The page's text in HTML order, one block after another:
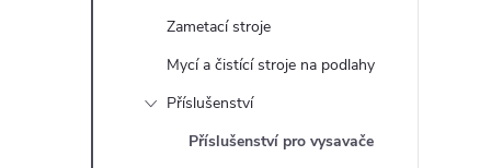
Zametací stroje
Mycí a čistící stroje na podlahy
Příslušenství
Příslušenství pro vysavače